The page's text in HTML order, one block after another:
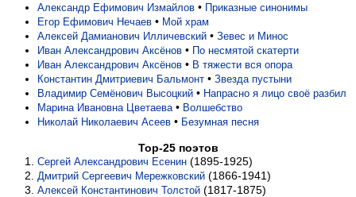
Александр Ефимович Измайлов • Приказные синонимы
Егор Ефимович Нечаев • Мой храм
Алексей Дамианович Илличевский • Зевес и Минос
Иван Александрович Аксёнов • По несмятой скатерти
Иван Александрович Аксёнов • В тяжести вся опора
Константин Дмитриевич Бальмонт • Звезда пустыни
Владимир Семёнович Высоцкий • Напрасно я лицо своё разбил
Марина Ивановна Цветаева • Волшебство
Николай Николаевич Асеев • Безумная песня
Top-25 поэтов
Сергей Александрович Есенин (1895-1925)
Дмитрий Сергеевич Мережковский (1866-1941)
Алексей Константинович Толстой (1817-1875)